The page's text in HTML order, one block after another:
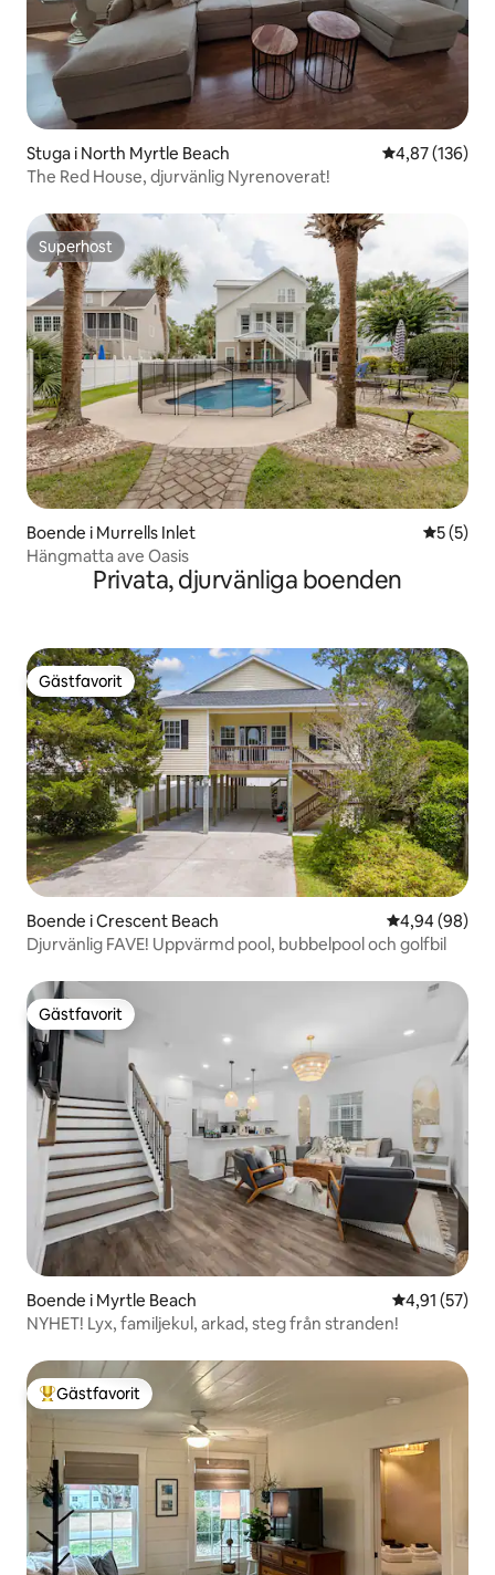
Stuga i North Myrtle Beach 4,87 av 5 i
4,87 (136)
The Red House, djurvänlig Nyrenoverat!
Superhost
Superhost
Boende i Murrells Inlet 5 av 5 i
5 (5)
Hängmatta ave Oasis
Privata, djurvänliga boenden
Gästfavorit
Gästfavorit
Boende i Crescent Beach 4,94 av 5 i
4,94 (98)
Djurvänlig FAVE! Uppvärmd pool, bubbelpool och golfbil
Gästfavorit
Gästfavorit
Boende i Myrtle Beach 4,91 av 5 i
4,91 (57)
NYHET! Lyx, familjekul, arkad, steg från stranden!
Populär gästfavorit
Gästfavorit